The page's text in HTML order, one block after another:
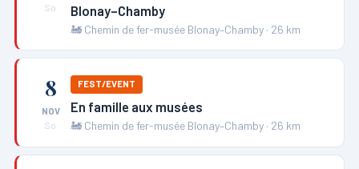
So
Blonay–Chamby
🚂 Chemin de fer-musée Blonay–Chamby · 26 km
8
NOV
So
FEST/EVENT
En famille aux musées
🚂 Chemin de fer-musée Blonay–Chamby · 26 km